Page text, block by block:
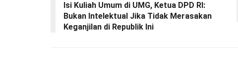
Isi Kuliah Umum di UMG, Ketua DPD RI:
Bukan Intelektual Jika Tidak Merasakan
Keganjilan di Republik Ini